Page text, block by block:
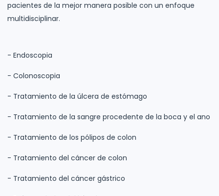
pacientes de la mejor manera posible con un enfoque
multidisciplinar.
- Endoscopia
- Colonoscopia
- Tratamiento de la úlcera de estómago
- Tratamiento de la sangre procedente de la boca y el ano
- Tratamiento de los pólipos de colon
- Tratamiento del cáncer de colon
- Tratamiento del cáncer gástrico